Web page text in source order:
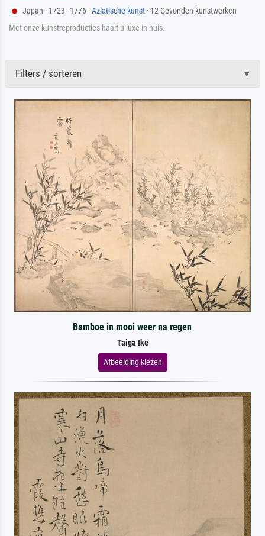
Japan · 1723–1776 ·Aziatische kunst · 12 Gevonden kunstwerken
Met onze kunstreproducties haalt u luxe in huis.
Filters / sorteren
Bamboe in mooi weer na regen
Taiga Ike
Afbeelding kiezen